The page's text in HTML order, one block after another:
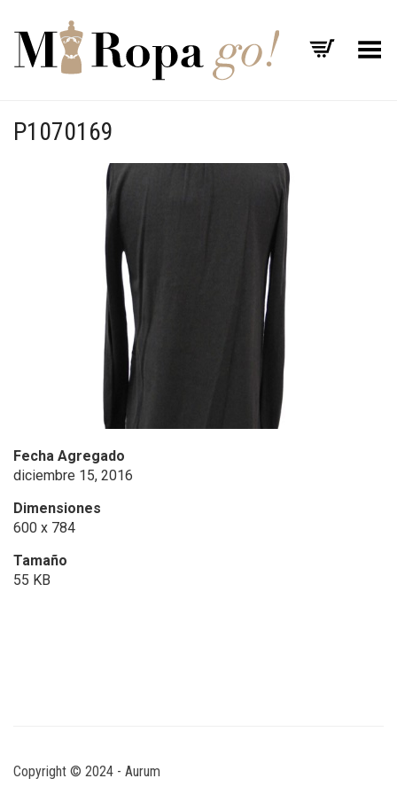
Menú
P1070169
Fecha Agregado
diciembre 15, 2016
Dimensiones
600 x 784
Tamaño
55 KB
Copyright © 2024 - Aurum